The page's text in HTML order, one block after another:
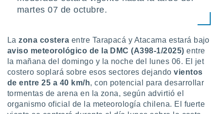
un
o acceder
datos
perfiles
martes 07 de octubre.
La zona costera entre Tarapacá y Atacama estará bajo
aviso meteorológico de la DMC (A398-1/2025)entre
la mañana del domingo y la noche del lunes 06. El jet
costero soplará sobre esos sectores dejandovientos
de entre 25 a 40 km/h, con potencial para desarrollar
tormentas de arena en la zona, según advirtió el
organismo oficial de la meteorología chilena. El fuerte